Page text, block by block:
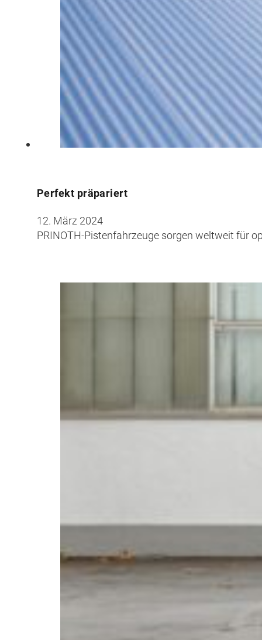
Perfekt präpariert
12. März 2024
PRINOTH-Pistenfahrzeuge sorgen weltweit für